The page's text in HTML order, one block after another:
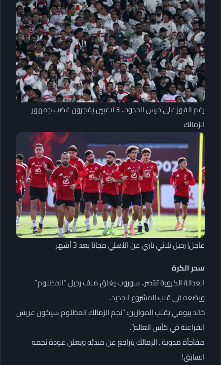
رغم الفوز على حرس الحدود.. 3 لاعبين يفجرون غضب جمهور
الزمالك
عاجل| رحيل ثلاثي ناري عن الأهلي مجانا بعد 3 أشهر
سحر الكرة
العدالة الكروية تنتصر.. سوروب يغلق ملف رحيل “المظلوم”
ويضعه في قلب المشروع الجديد.
خالد بيومي يقلب الموازين: “نجم الزمالك المظلوم سيكون عريس
الفراعنة في كأس العالم”.
مفاجأة مدوية.. الزمالك يتراجع عن مبدئه ويعلن عودة نجمه
السابق!